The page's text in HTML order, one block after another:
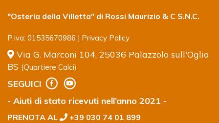
"Osteria della Villetta" di Rossi Maurizio & C S.N.C.
P.Iva: 01535670986 | Privacy Policy
Via G. Marconi 104, 25036 Palazzolo sull'Oglio
BS (Quartiere Calci)
SEGUICI
- Aiuti di stato ricevuti nell’anno 2021 -
PRENOTA AL +39 030 74 01 899